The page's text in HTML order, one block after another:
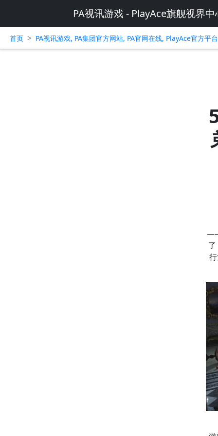
PA视讯游戏 - PlayAce旗舰视界中
首页 > PA视讯游戏, PA集团官方网站, PA官网在线, PlayAce官方平
——